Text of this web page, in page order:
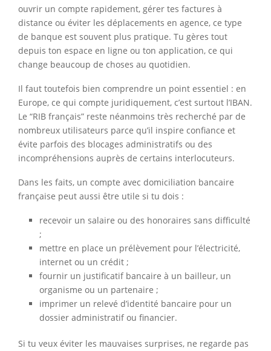
ouvrir un compte rapidement, gérer tes factures à
distance ou éviter les déplacements en agence, ce type
de banque est souvent plus pratique. Tu gères tout
depuis ton espace en ligne ou ton application, ce qui
change beaucoup de choses au quotidien.
Il faut toutefois bien comprendre un point essentiel : en
Europe, ce qui compte juridiquement, c’est surtout l’IBAN.
Le “RIB français” reste néanmoins très recherché par de
nombreux utilisateurs parce qu’il inspire confiance et
évite parfois des blocages administratifs ou des
incompréhensions auprès de certains interlocuteurs.
Dans les faits, un compte avec domiciliation bancaire
française peut aussi être utile si tu dois :
recevoir un salaire ou des honoraires sans difficulté
;
mettre en place un prélèvement pour l’électricité,
internet ou un crédit ;
fournir un justificatif bancaire à un bailleur, un
organisme ou un partenaire ;
imprimer un relevé d’identité bancaire pour un
dossier administratif ou financier.
Si tu veux éviter les mauvaises surprises, ne regarde pas